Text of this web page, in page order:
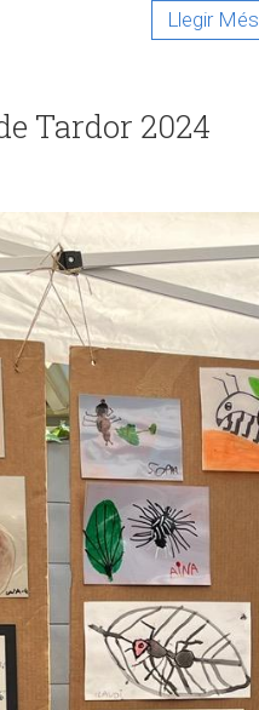
Llegir Més
Tardor 2024